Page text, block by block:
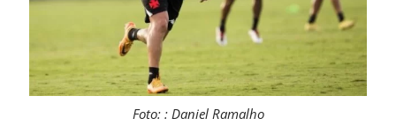
Foto: : Daniel Ramalho